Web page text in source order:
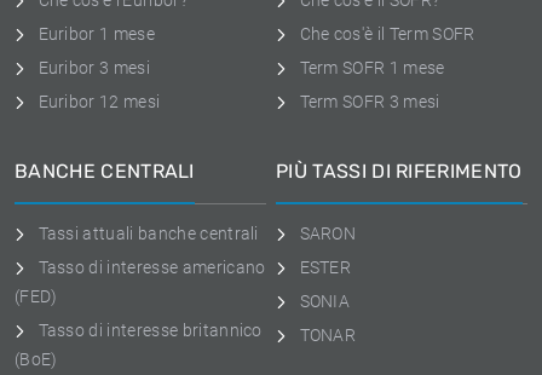
Euribor 1 mese
Euribor 3 mesi
Euribor 12 mesi
Che cos'è il Term SOFR
Term SOFR 1 mese
Term SOFR 3 mesi
BANCHE CENTRALI
Tassi attuali banche centrali
Tasso di interesse americano
(FED)
Tasso di interesse britannico
(BoE)
PIÙ TASSI DI RIFERIMENTO
SARON
ESTER
SONIA
TONAR